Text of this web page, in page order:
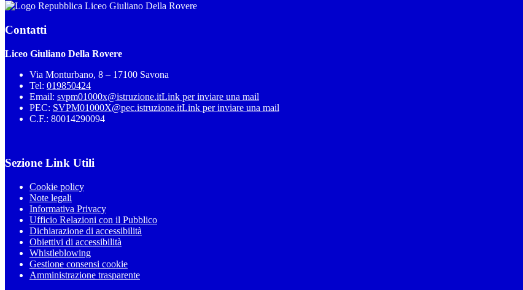
Liceo Giuliano Della Rovere
Contatti
Liceo Giuliano Della Rovere
Via Monturbano, 8 – 17100 Savona
Tel: 019850424
Email: svpm01000x@istruzione.itLink per inviare una mail
PEC: SVPM01000X@pec.istruzione.itLink per inviare una mail
C.F.: 80014290094
Sezione Link Utili
Cookie policy
Note legali
Informativa Privacy
Ufficio Relazioni con il Pubblico
Dichiarazione di accessibilità
Obiettivi di accessibilità
Whistleblowing
Gestione consensi cookie
Amministrazione trasparente